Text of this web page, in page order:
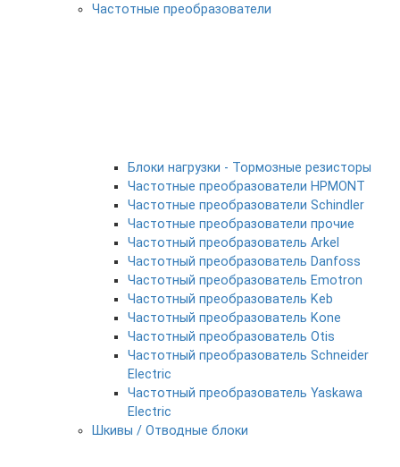
Частотные преобразователи
Блоки нагрузки - Тормозные резисторы
Частотные преобразователи HPMONT
Частотные преобразователи Schindler
Частотные преобразователи прочие
Частотный преобразователь Arkel
Частотный преобразователь Danfoss
Частотный преобразователь Emotron
Частотный преобразователь Keb
Частотный преобразователь Kone
Частотный преобразователь Otis
Частотный преобразователь Schneider
Electric
Частотный преобразователь Yaskawa
Electric
Шкивы / Отводные блоки